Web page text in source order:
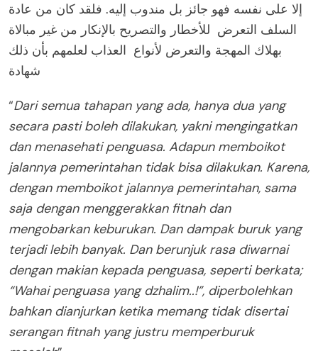
إلا على نفسه فهو جائز بل مندوب إليه. فلقد كان من عادة
السلف التعرض للأخطار والتصريح بالإنكار من غير مبالاة
بهلاك المهجة والتعرض لأنواع العذاب لعلمهم بأن ذلك
شهادة
“Dari semua tahapan yang ada, hanya dua yang
secara pasti boleh dilakukan, yakni mengingatkan
dan menasehati penguasa. Adapun memboikot
jalannya pemerintahan tidak bisa dilakukan. Karena,
dengan memboikot jalannya pemerintahan, sama
saja dengan menggerakkan fitnah dan
mengobarkan keburukan. Dan dampak buruk yang
terjadi lebih banyak. Dan berunjuk rasa diwarnai
dengan makian kepada penguasa, seperti berkata;
“Wahai penguasa yang dzhalim..!”, diperbolehkan
bahkan dianjurkan ketika memang tidak disertai
serangan fitnah yang justru memperburuk